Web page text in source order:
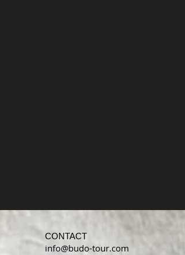
CONTACT
info@budo-tour.com